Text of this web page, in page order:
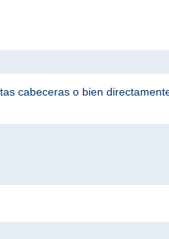
cabeceras o bien